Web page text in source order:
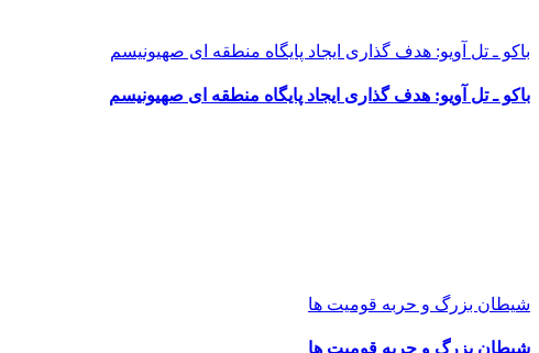
باکو ـ تل آویو: هدف گذاری ایجاد پایگاه منطقه ای صهیونیسم
باکو ـ تل آویو: هدف گذاری ایجاد پایگاه منطقه ای صهیونیسم
شیطان بزرگ و حربه قومیت ها
شیطان بزرگ و حربه قومیت ها